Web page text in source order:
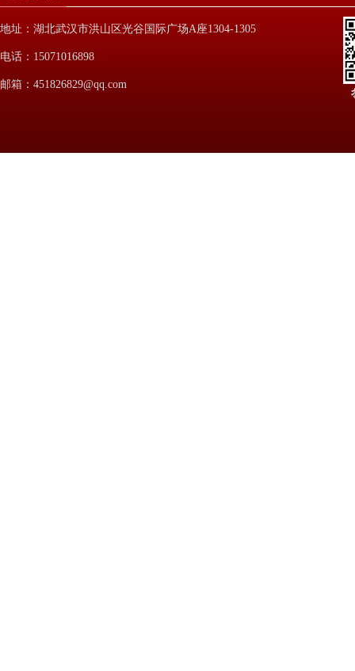
地址：湖北武汉市洪山区光谷国际广场A座1304-1305
电话：15071016898
邮箱：451826829@qq.com